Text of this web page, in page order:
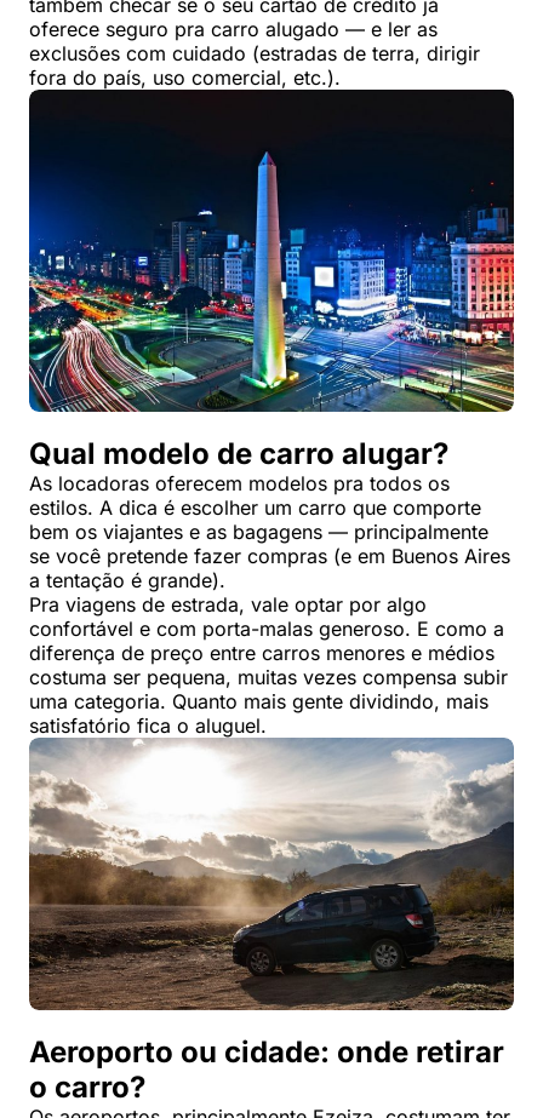
oferece seguro pra carro alugado — e ler as
exclusões com cuidado (estradas de terra, dirigir
fora do país, uso comercial, etc.).
Qual modelo de carro alugar?
As locadoras oferecem modelos pra todos os
estilos. A dica é escolher um carro que comporte
bem os viajantes e as bagagens — principalmente
se você pretende fazer compras (e em Buenos Aires
a tentação é grande).
Pra viagens de estrada, vale optar por algo
confortável e com porta-malas generoso. E como a
diferença de preço entre carros menores e médios
costuma ser pequena, muitas vezes compensa subir
uma categoria. Quanto mais gente dividindo, mais
satisfatório fica o aluguel.
Aeroporto ou cidade: onde retirar
o carro?